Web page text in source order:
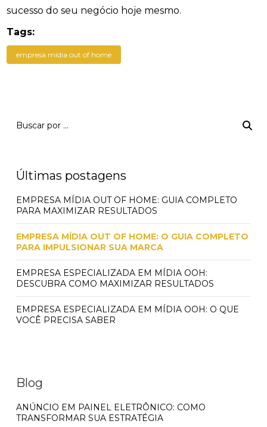
sucesso do seu negócio hoje mesmo.
Tags:
empresa mídia out of home
Últimas postagens
EMPRESA MÍDIA OUT OF HOME: GUIA COMPLETO
PARA MAXIMIZAR RESULTADOS
EMPRESA MÍDIA OUT OF HOME: O GUIA COMPLETO
PARA IMPULSIONAR SUA MARCA
EMPRESA ESPECIALIZADA EM MÍDIA OOH:
DESCUBRA COMO MAXIMIZAR RESULTADOS
EMPRESA ESPECIALIZADA EM MÍDIA OOH: O QUE
VOCÊ PRECISA SABER
Blog
ANÚNCIO EM PAINEL ELETRÔNICO: COMO
TRANSFORMAR SUA ESTRATÉGIA